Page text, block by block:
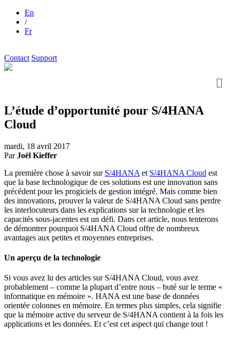
En
/
Fr
Contact Support
L’étude d’opportunité pour S/4HANA
Cloud
mardi, 18 avril 2017
ParJoël Kieffer
La première chose à savoir sur S/4HANA et S/4HANA Cloud est
que la base technologique de ces solutions est une innovation sans
précédent pour les progiciels de gestion intégré. Mais comme bien
des innovations, prouver la valeur de S/4HANA Cloud sans perdre
les interlocuteurs dans les explications sur la technologie et les
capacités sous-jacentes est un défi. Dans cet article, nous tenterons
de démontrer pourquoi S/4HANA Cloud offre de nombreux
avantages aux petites et moyennes entreprises.
Un aperçu de la technologie
Si vous avez lu des articles sur S/4HANA Cloud, vous avez
probablement – comme la plupart d’entre nous – buté sur le terme «
informatique en mémoire ». HANA est une base de données
orientée colonnes en mémoire. En termes plus simples, cela signifie
que la mémoire active du serveur de S/4HANA contient à la fois les
applications et les données. Et c’est cet aspect qui change tout !